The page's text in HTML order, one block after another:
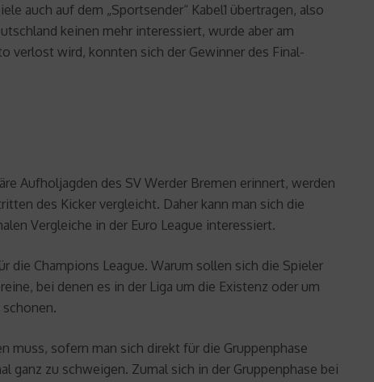
auch auf dem „Sportsender“ Kabel1 übertragen, also
keinen mehr interessiert, wurde aber am
verlost wird, konnten sich der Gewinner des Final-
Aufholjagden des SV Werder Bremen erinnert, werden
des Kicker vergleicht. Daher kann man sich die
Vergleiche in der Euro League interessiert.
Champions League. Warum sollen sich die Spieler
bei denen es in der Liga um die Existenz oder um
muss, sofern man sich direkt für die Gruppenphase
ganz zu schweigen. Zumal sich in der Gruppenphase bei